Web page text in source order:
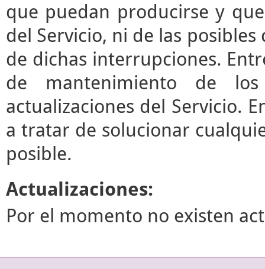
que puedan producirse y
del Servicio, ni de las
de dichas interrupciones.
de mantenimiento de
actualizaciones del Servicio.
a tratar de solucionar
posible.
Actualizaciones:
Por el momento no existen